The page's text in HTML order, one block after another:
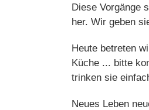
Diese Vorgänge
her. Wir geben
Heute betreten
Küche ... bitte
trinken sie
Neues Leben